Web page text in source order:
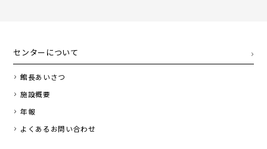
センターについて
館長あいさつ
施設概要
年報
よくあるお問い合わせ